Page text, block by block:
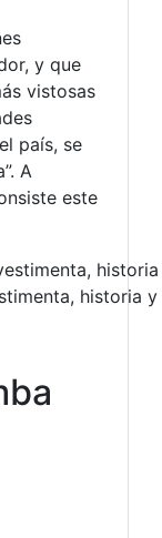
y que
vistosas
país, se
A
este
historia